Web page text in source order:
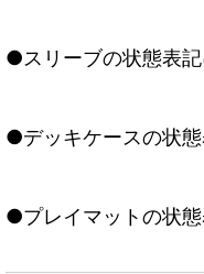
●スリーブの状態表
●デッキケースの状
●プレイマットの状